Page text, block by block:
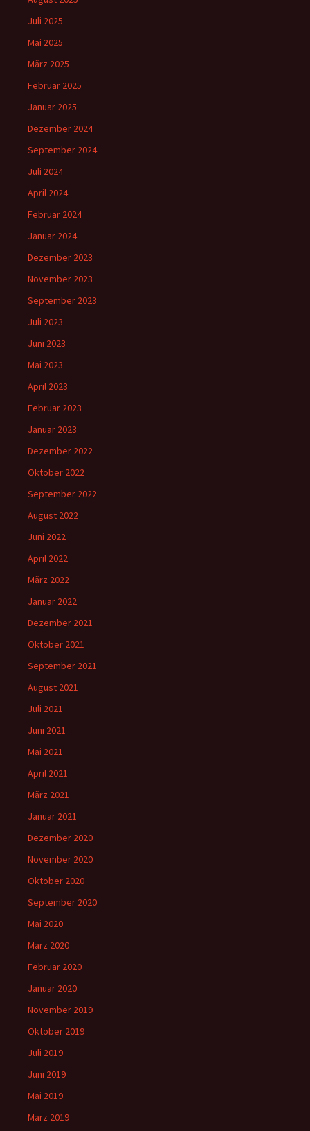
Juli 2025
Mai 2025
März 2025
Februar 2025
Januar 2025
Dezember 2024
September 2024
Juli 2024
April 2024
Februar 2024
Januar 2024
Dezember 2023
November 2023
September 2023
Juli 2023
Juni 2023
Mai 2023
April 2023
Februar 2023
Januar 2023
Dezember 2022
Oktober 2022
September 2022
August 2022
Juni 2022
April 2022
März 2022
Januar 2022
Dezember 2021
Oktober 2021
September 2021
August 2021
Juli 2021
Juni 2021
Mai 2021
April 2021
März 2021
Januar 2021
Dezember 2020
November 2020
Oktober 2020
September 2020
Mai 2020
März 2020
Februar 2020
Januar 2020
November 2019
Oktober 2019
Juli 2019
Juni 2019
Mai 2019
März 2019